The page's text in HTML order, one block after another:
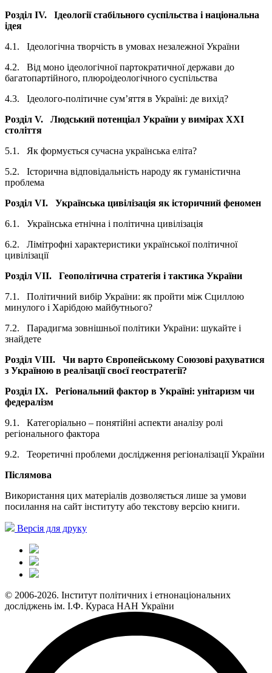
Розділ IV. Ідеології стабільного суспільства і національна
ідея
4.1. Ідеологічна творчість в умовах незалежної України
4.2. Від моно ідеологічної партократичної держави до
багатопартійного, плюроідеологічного суспільства
4.3. Ідеолого-політичне сум’яття в Україні: де вихід?
Розділ V. Людський потенціал України у вимірах ХХІ
століття
5.1. Як формується сучасна українська еліта?
5.2. Історична відповідальність народу як гуманістична
проблема
Розділ VI. Українська цивілізація як історичний феномен
6.1. Українська етнічна і політична цивілізація
6.2. Лімітрофні характеристики української політичної
цивілізації
Розділ VII. Геополітична стратегія і тактика України
7.1. Політичний вибір України: як пройти між Сциллою
минулого і Харібдою майбутнього?
7.2. Парадигма зовнішньої політики України: шукайте і
знайдете
Розділ VIII. Чи варто Європейському Союзові рахуватися
з Україною в реалізації своєї геостратегії?
Розділ IX. Регіональний фактор в Україні: унітаризм чи
федералізм
9.1. Категоріально – понятійні аспекти аналізу ролі
регіонального фактора
9.2. Теоретичні проблеми дослідження регіоналізації України
Післямова
Використання цих матеріалів дозволяється лише за умови
посилання на сайт інституту або текстову версію книги.
Версія для друку
© 2006-2026. Інститут політичних і етнонаціональних
досліджень ім. І.Ф. Кураса НАН України